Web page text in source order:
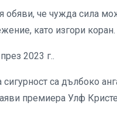
че чужда сила
като изгори коран.
2023 г..
сигурност са дълбоко
премиера Улф